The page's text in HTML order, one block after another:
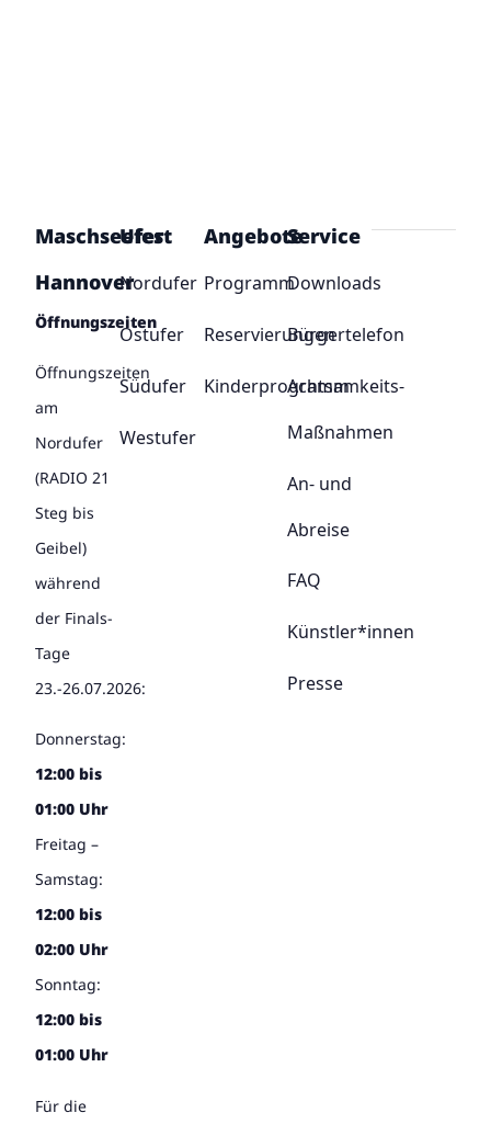
Maschseefest
Hannover
Öffnungszeiten
Öffnungszeiten
am
Nordufer
(RADIO 21
Steg bis
Geibel)
während
der Finals-
Tage
23.-26.07.2026:
Donnerstag:
12:00 bis
01:00 Uhr
Freitag –
Samstag:
12:00 bis
02:00 Uhr
Sonntag:
12:00 bis
01:00 Uhr
Für die
Ufer
Nordufer
Ostufer
Südufer
Westufer
Angebote
Programm
Reservierungen
Kinderprogramm
Service
Downloads
Bürgertelefon
Achtsamkeits-
Maßnahmen
An- und
Abreise
FAQ
Künstler*innen
Presse